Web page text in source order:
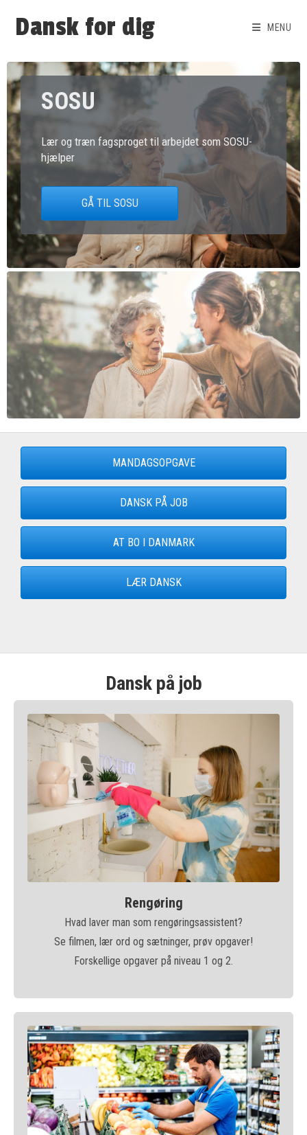
Dansk for dig MENU
SOSU
Lær og træn fagsproget til arbejdet som SOSU-
hjælper
GÅ TIL SOSU
MANDAGSOPGAVE
DANSK PÅ JOB
AT BO I DANMARK
LÆR DANSK
Dansk på job
Rengøring
Hvad laver man som rengøringsassistent?
Se filmen, lær ord og sætninger, prøv opgaver!
Forskellige opgaver på niveau 1 og 2.